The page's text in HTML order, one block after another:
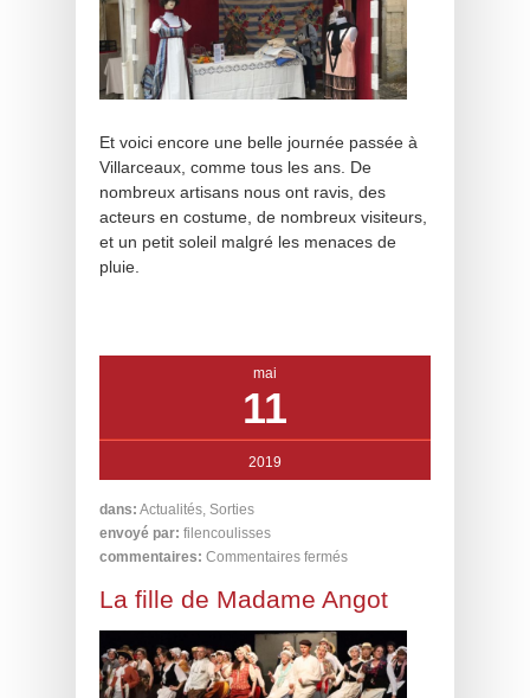
Et voici encore une belle journée passée à
Villarceaux, comme tous les ans. De
nombreux artisans nous ont ravis, des
acteurs en costume, de nombreux visiteurs,
et un petit soleil malgré les menaces de
pluie.
mai
11
2019
dans: Actualités, Sorties
envoyé par: filencoulisses
commentaires: Commentaires fermés
La fille de Madame Angot